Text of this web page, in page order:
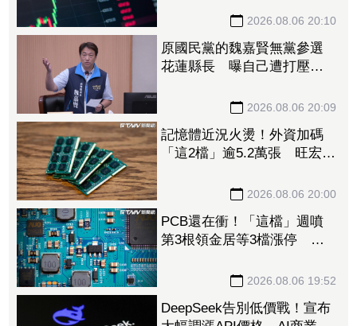
2026.08.06 20:10
原國民黨的魏嘉賢無黨參選
花蓮縣長 曝自己遭打壓當
2026.08.06 20:09
記憶體近況火燙！外資加碼
「這2檔」逾5.2萬張 旺宏獲
2026.08.06 20:00
PCB還在衝！「這檔」週噴
第3根領金居等3檔漲停 台
2026.08.06 19:52
DeepSeek告別低價戰！宣布